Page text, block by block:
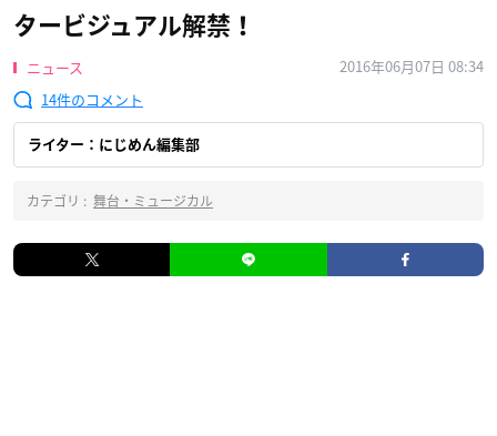
タービジュアル解禁！
ニュース
2016年06月07日 08:34
14
ライター：にじめん編集部
カテゴリ : 舞台・ミュージカル